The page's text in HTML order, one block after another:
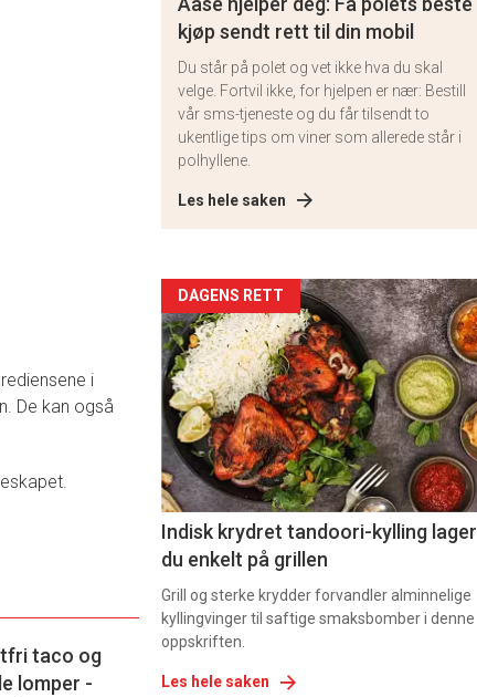
i
De kan også
taco og
lomper -
kjøp sendt rett til din mobil
Du står på polet og vet ikke hva du skal
velge. Fortvil ikke, for hjelpen er nær: Bestill
vår sms-tjeneste og du får tilsendt to
ukentlige tips om viner som allerede står i
polhyllene.
Les hele saken
Artikler
detail
-
section
11
DAGENS RETT
Indisk krydret tandoori-kylling lager
du enkelt på grillen
Grill og sterke krydder forvandler alminnelige
kyllingvinger til saftige smaksbomber i denne
oppskriften.
Les hele saken